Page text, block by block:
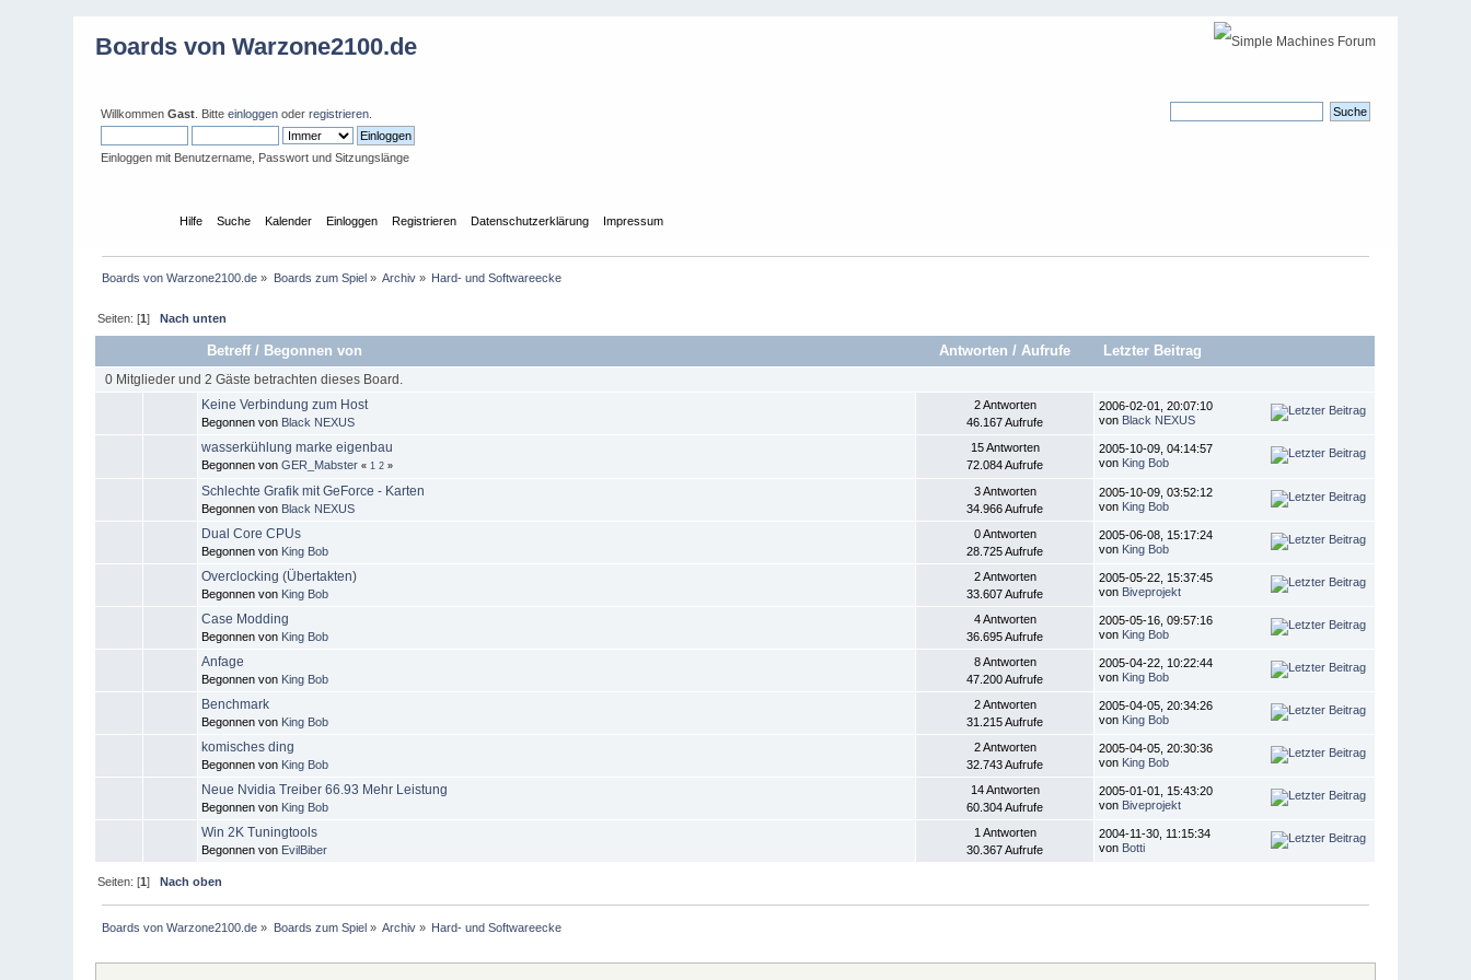
Boards von Warzone2100.de
WillkommenGast . Bitteeinloggen oderregistrieren
Einloggen mit Benutzername, Passwort und Sitzungslänge
Hilfe Suche Kalender Einloggen Registrieren Datenschutzerklärung Impressum
Boards von Warzone2100.de » Boards zum Spiel» Archiv » Hard- und Softwareecke
Seiten: [1]Nach unten
Betreff/ Begonnen von Antworten / Aufrufe Letzter Beitrag
0 Mitglieder und 2 Gäste betrachten dieses Board.
Keine Verbindung zum Host
Begonnen von Black NEXUS
2 Antworten
46.167 Aufrufe
2006-02-01, 20:07:10
von Black NEXUS
wasserkühlung marke eigenbau
Begonnen vonGER_Mabster « 1 2 »
15 Antworten
72.084 Aufrufe
2005-10-09, 04:14:57
von King Bob
Schlechte Grafik mit GeForce - Karten
Begonnen von Black NEXUS
3 Antworten
34.966 Aufrufe
2005-10-09, 03:52:12
von King Bob
Dual Core CPUs
Begonnen von King Bob
0 Antworten
28.725 Aufrufe
2005-06-08, 15:17:24
von King Bob
Overclocking (Übertakten)
Begonnen von King Bob
2 Antworten
33.607 Aufrufe
2005-05-22, 15:37:45
von Biveprojekt
Case Modding
Begonnen von King Bob
4 Antworten
36.695 Aufrufe
2005-05-16, 09:57:16
von King Bob
Anfage
Begonnen von King Bob
8 Antworten
47.200 Aufrufe
2005-04-22, 10:22:44
von King Bob
Benchmark
Begonnen von King Bob
2 Antworten
31.215 Aufrufe
2005-04-05, 20:34:26
von King Bob
komisches ding
Begonnen von King Bob
2 Antworten
32.743 Aufrufe
2005-04-05, 20:30:36
von King Bob
Neue Nvidia Treiber 66.93 Mehr Leistung
Begonnen von King Bob
14 Antworten
60.304 Aufrufe
2005-01-01, 15:43:20
von Biveprojekt
Win 2K Tuningtools
Begonnen von EvilBiber
1 Antworten
30.367 Aufrufe
2004-11-30, 11:15:34
von Botti
Seiten: [1]Nach oben
Boards von Warzone2100.de » Boards zum Spiel» Archiv » Hard- und Softwareecke